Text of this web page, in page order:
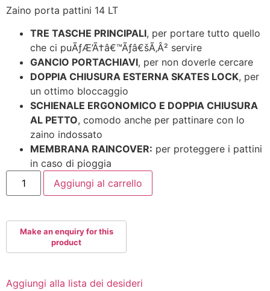
Zaino porta pattini 14 LT
TRE TASCHE PRINCIPALI, per portare tutto quello
che ci puÃƒÆ’Ã†â€™Ãƒâ€šÃ‚Â² servire
GANCIO PORTACHIAVI, per non doverle cercare
DOPPIA CHIUSURA ESTERNA SKATES LOCK, per
un ottimo bloccaggio
SCHIENALE ERGONOMICO E DOPPIA CHIUSURA
AL PETTO, comodo anche per pattinare con lo
zaino indossato
MEMBRANA RAINCOVER: per proteggere i pattini
in caso di pioggia
ZAINO
PORTA
PATTINI
14
quantità
Aggiungi al carrello
Aggiungi alla lista dei desideri